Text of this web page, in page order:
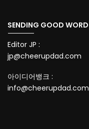
SENDING GOOD WORD
Editor JP :
jp@cheerupdad.com
아이디어뱅크 :
info@cheerupdad.com